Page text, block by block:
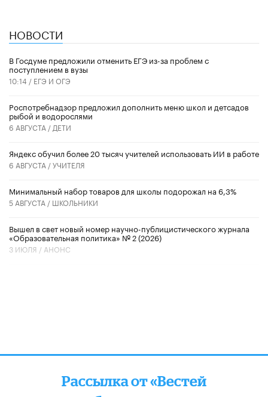
НОВОСТИ
В Госдуме предложили отменить ЕГЭ из-за проблем с
поступлением в вузы
10:14 / ЕГЭ И ОГЭ
Роспотребнадзор предложил дополнить меню школ и детсадов
рыбой и водорослями
6 АВГУСТА / ДЕТИ
​Яндекс обучил более 20 тысяч учителей использовать ИИ в работе
6 АВГУСТА /УЧИТЕЛЯ
Минимальный набор товаров для школы подорожал на 6,3%
5 АВГУСТА / ШКОЛЬНИКИ
Вышел в свет новый номер научно-публицистического журнала
«Образовательная политика» № 2 (2026)
3 ИЮЛЯ / АНОНС
Рассылка от «Вестей